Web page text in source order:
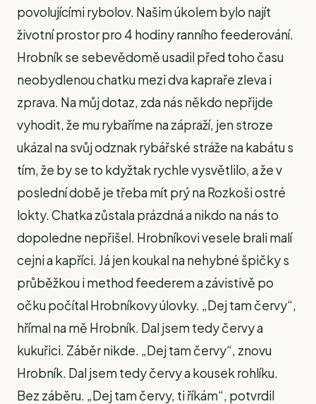
povolujícími rybolov. Našim úkolem bylo najít
životní prostor pro 4 hodiny ranního feederování.
Hrobník se sebevědomě usadil před toho času
neobydlenou chatku mezi dva kapraře zleva i
zprava. Na můj dotaz, zda nás někdo nepřijde
vyhodit, že mu rybaříme na zápraží, jen stroze
ukázal na svůj odznak rybářské stráže na kabátu s
tím, že by se to kdyžtak rychle vysvětlilo, a že v
poslední době je třeba mít prý na Rozkoši ostré
lokty. Chatka zůstala prázdná a nikdo na nás to
dopoledne nepřišel. Hrobníkovi vesele brali malí
cejni a kapříci. Já jen koukal na nehybné špičky s
průběžkou i method feederem a závistivě po
očku počítal Hrobníkovy úlovky. „Dej tam červy“,
hřímal na mě Hrobník. Dal jsem tedy červy a
kukuřici. Záběr nikde. „Dej tam červy“, znovu
Hrobník. Dal jsem tedy červy a kousek rohlíku.
Bez záběru. „Dej tam červy, ti říkám“, potvrdil